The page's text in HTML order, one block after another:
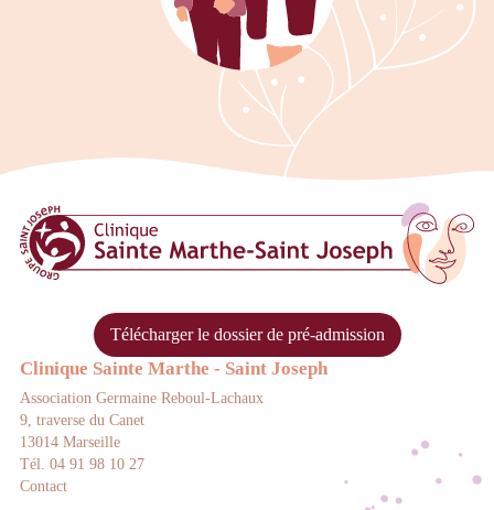
Clinique Sainte Marthe Saint
Télécharger le dossier de pré-admission
Clinique Sainte Marthe - Saint Joseph
Association Germaine Reboul-Lachaux
9, traverse du Canet
13014 Marseille
Tél. 04 91 98 10 27
Contact